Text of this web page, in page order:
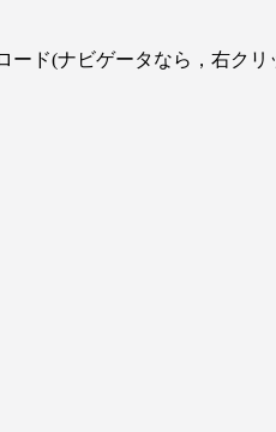
ド(ナビゲータなら，右ク